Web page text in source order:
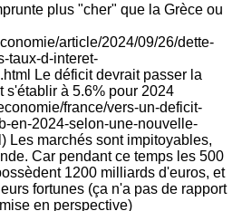
plus "cher" que la Grèce ou
article/2024/09/26/dette-
taux-d-interet-
Le déficit devrait passer la
s'établir à 5.6% pour 2024
france/vers-un-deficit-
en-2024-selon-une-nouvelle-
Les marchés sont impitoyables,
Car pendant ce temps les 500
1200 milliards d'euros, et
fortunes (ça n'a pas de rapport
en perspective)